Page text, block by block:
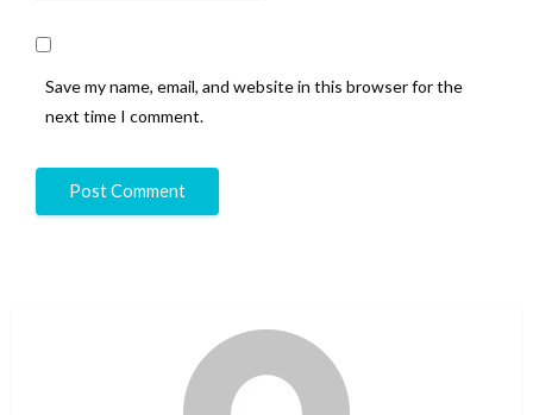
Save my name, email, and website in this browser for the
next time I comment.